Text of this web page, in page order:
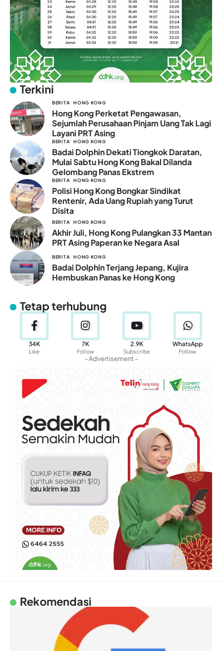
Terkini
BERITA HONG KONG
Hong Kong Perketat Pengawasan,
Sejumlah Perusahaan Pinjam Uang Tak Lagi
Layani PRT Asing
BERITA HONG KONG
Badai Dolphin Dekati Tiongkok Daratan,
Mulai Sabtu Hong Kong Bakal Dilanda
Gelombang Panas Ekstrem
BERITA HONG KONG
Polisi Hong Kong Bongkar Sindikat
Rentenir, Ada Uang Rupiah yang Turut
Disita
BERITA HONG KONG
Akhir Juli, Hong Kong Pulangkan 33 Mantan
PRT Asing Paperan ke Negara Asal
BERITA HONG KONG
Badai Dolphin Terjang Jepang, Kujira
Hembuskan Panas ke Hong Kong
Tetap terhubung
34K
Like
7K
Follow
2.9K
Subscribe
WhatsApp
Follow
- Advertisement -
Rekomendasi